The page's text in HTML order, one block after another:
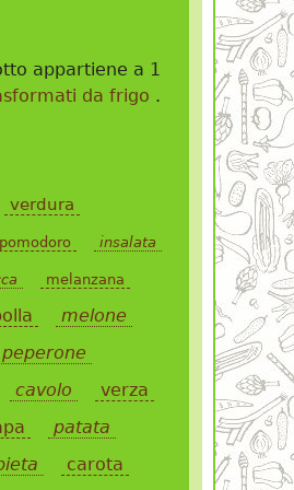
appartiene a 1
da frigo .
verdura
pomodoro insalata
melanzana
melone
peperone
cavolo
verza
patata
carota